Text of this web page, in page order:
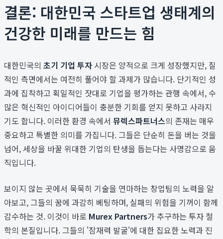
결론: 대한민국 스타트업 생태계의
건강한 미래를 만드는 힘
대한민국의 초기 기업 투자 시장은 양적으로 크게 성장했지만, 질
적인 측면에서는 여전히 풀어야 할 과제가 많습니다. 단기적인 성
과에 집착하고 획일적인 잣대로 기업을 평가하는 관행 속에서, 수
많은 혁신적인 아이디어들이 충분한 기회를 얻지 못하고 사라지
기도 합니다. 이러한 환경 속에서 뮤렉스파트너스의 존재는 매우
중요하고 특별한 의미를 가집니다. 그들은 단순히 돈을 버는 것을
넘어, 세상을 바꿀 위대한 기업의 탄생을 돕는다는 사명감으로 움
직입니다.
보이지 않는 곳에서 묵묵히 기술을 연마하는 창업팀의 노력을 알
아보고, 그들의 꿈에 과감히 베팅하며, 실패의 위험을 기꺼이 함께
감수하는 것. 이것이 바로 Murex Partners가 추구하는 투자 철
학의 본질입니다. 그들의 '잠재력 발굴'에 대한 집요한 노력과 진